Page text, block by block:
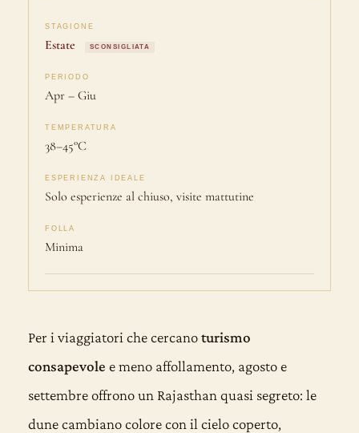
Estate SCONSIGLIATA
Apr – Giu
38–45°C
Solo esperienze al chiuso, visite mattutine
Minima
Per i viaggiatori che cercanoturismo
consapevole e meno affollamento, agosto e
settembre offrono un Rajasthan quasi segreto: le
dune cambiano colore con il cielo coperto,